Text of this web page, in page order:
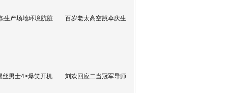
生产场地环境肮脏 百岁老太高空跳伞庆生
丝男士4>爆笑开机 刘欢回应二当冠军导师